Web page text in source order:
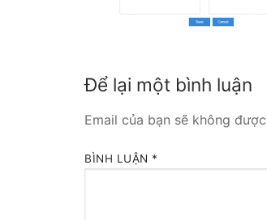
Để lại một bình luận
Email của bạn sẽ không
BÌNH LUẬN *